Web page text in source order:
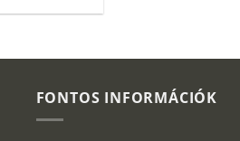
FONTOS INFORMÁCIÓK